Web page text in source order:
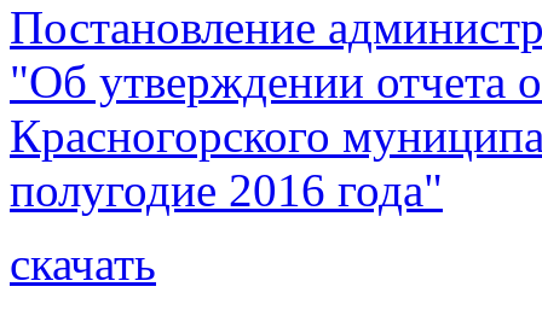
Постановление
"Об утверждении отчета
Красногорского
полугодие 2016 года"
скачать